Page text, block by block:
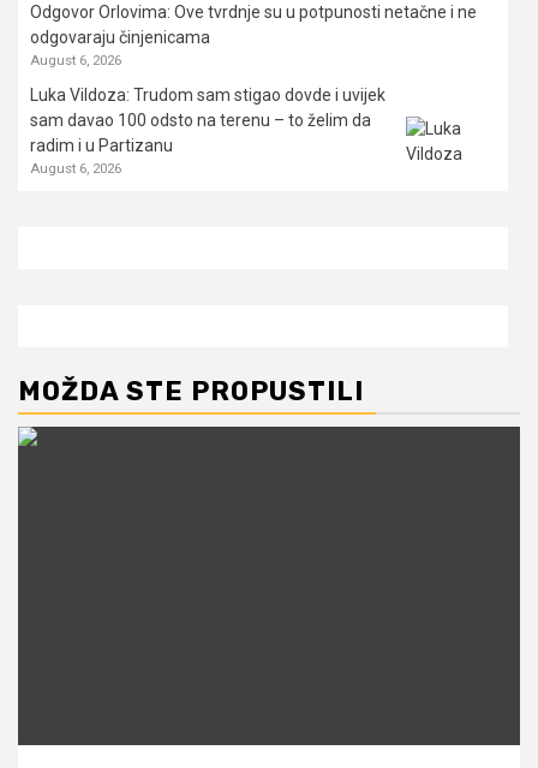
Odgovor Orlovima: ​Ove tvrdnje su u potpunosti netačne i ne
odgovaraju činjenicama
August 6, 2026
Luka Vildoza: Trudom sam stigao dovde i uvijek
sam davao 100 odsto na terenu – to želim da
radim i u Partizanu
August 6, 2026
MOŽDA STE PROPUSTILI